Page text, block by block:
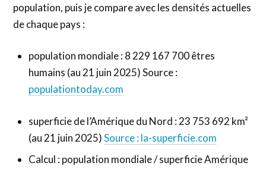
population, puis je compare avec les densités actuelles
de chaque pays :
population mondiale : 8 229 167 700 êtres
humains (au 21 juin 2025) Source :
populationtoday.com
superficie de l’Amérique du Nord : 23 753 692 km²
(au 21 juin 2025)Source : la-superficie.com
Calcul : population mondiale / superficie Amérique